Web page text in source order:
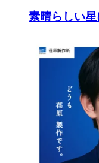
素晴らしい星